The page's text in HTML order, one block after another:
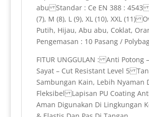
abu Standar : Ce EN 388 : 4543
(7), M (8), L (9), XL (10), XXL (11)
Putih, Hijau, Abu abu, Coklat,
Pengemasan : 10 Pasang /
FITUR UNGGULAN : Anti Potong
Sayat – Cut Resistant Level 5
Sambungan Kain, Lebih Nyaman
Fleksibel Lapisan PU Coating
Aman Digunakan Di Lingkungan